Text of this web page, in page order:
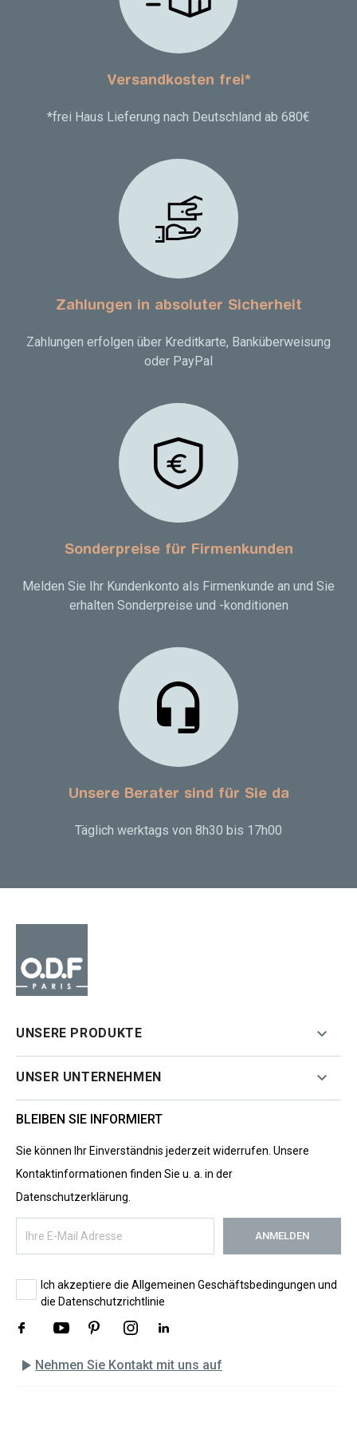
Versandkosten frei*
*frei Haus Lieferung nach Deutschland ab 680€
Zahlungen in absoluter Sicherheit
Zahlungen erfolgen über Kreditkarte, Banküberweisung
oder PayPal
Sonderpreise für Firmenkunden
Melden Sie Ihr Kundenkonto als Firmenkunde an und Sie
erhalten Sonderpreise und -konditionen
Unsere Berater sind für Sie da
Täglich werktags von 8h30 bis 17h00
UNSERE PRODUKTE 
UNSER UNTERNEHMEN 
BLEIBEN SIE INFORMIERT
Sie können Ihr Einverständnis jederzeit widerrufen. Unsere
Kontaktinformationen finden Sie u. a. in der
Datenschutzerklärung.
Ich akzeptiere die Allgemeinen Geschäftsbedingungen und
die Datenschutzrichtlinie
play_arrow Nehmen Sie Kontakt mit uns auf